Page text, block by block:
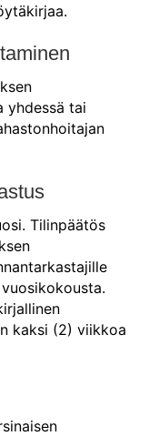
yhdessä tai
Tilinpäätös
kaksi (2) viikkoa